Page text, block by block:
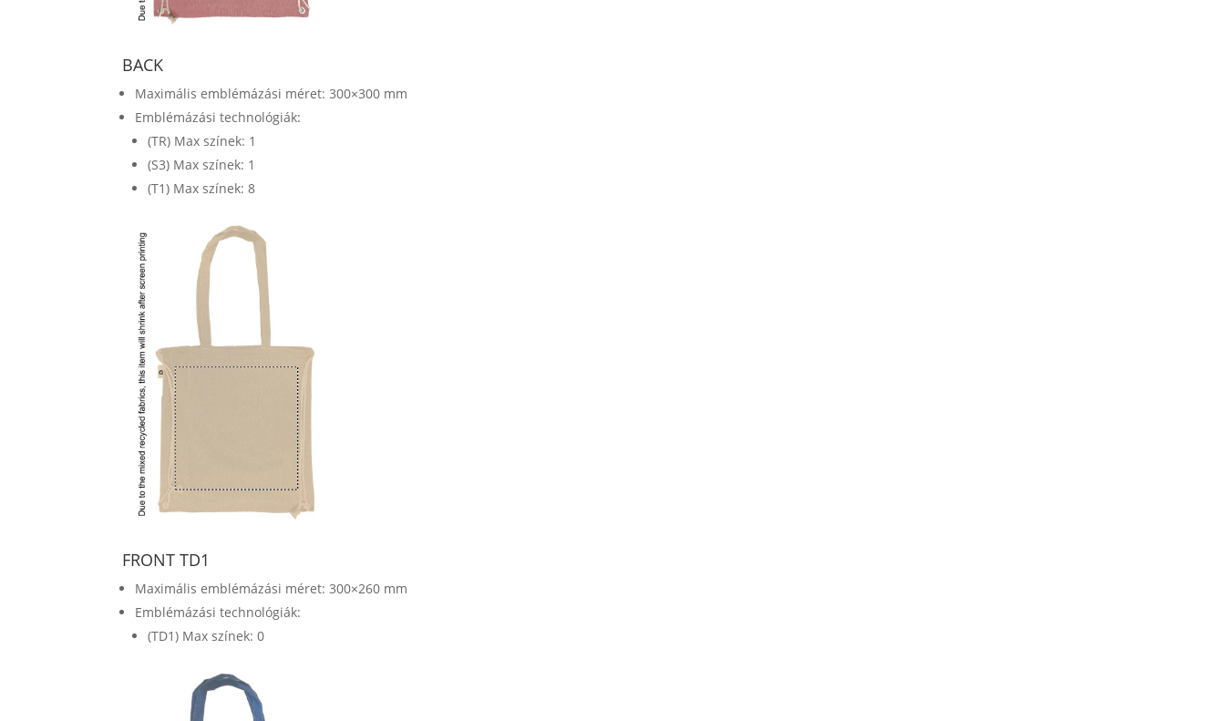
BACK
Maximális emblémázási méret: 300×300 mm
Emblémázási technológiák:
(TR) Max színek: 1
(S3) Max színek: 1
(T1) Max színek: 8
FRONT TD1
Maximális emblémázási méret: 300×260 mm
Emblémázási technológiák:
(TD1) Max színek: 0